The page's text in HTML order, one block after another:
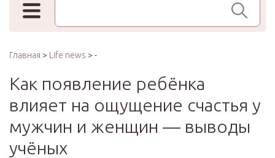
Главная > Life news > -
Как появление ребёнка
влияет на ощущение счастья у
мужчин и женщин — выводы
учёных